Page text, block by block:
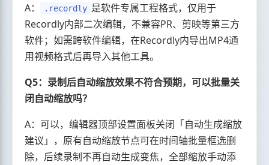
A：
.recordly 是软件专属工程格式，仅用于
Recordly内部二次编辑，不兼容PR、剪映等第三方
软件；如需跨软件编辑，在Recordly内导出MP4通
用视频格式后再导入其他工具。
Q5：录制后自动缩放效果不符合预期，可以批量关
闭自动缩放吗？
A：可以，编辑器顶部设置面板关闭「自动生成缩放
建议」，原有自动缩放节点可在时间轴批量框选删
除，后续录制不再自动生成变焦，全部缩放手动添